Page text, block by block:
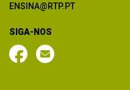
ENSINA@RTP.PT
SIGA-NOS